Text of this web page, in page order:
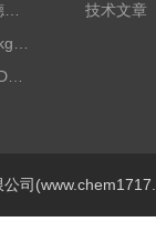
1169566-05海德汉西门子编码器现货
伟迪捷定制型号DHM506-5000-002
技术文章
司